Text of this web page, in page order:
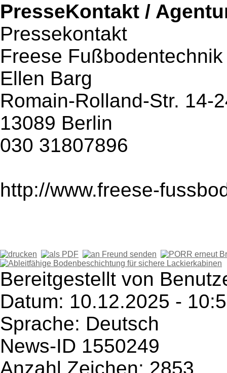
PresseKontakt /
Pressekontakt
Freese
Ellen Barg
Romain-Rolland-Str. 14-
13089 Berlin
030 31807896
http://www.freese-
Bereitgestellt von
Datum: 10.12.2025 -
Sprache: Deutsch
News-ID 1550249
Anzahl Zeichen: 2853